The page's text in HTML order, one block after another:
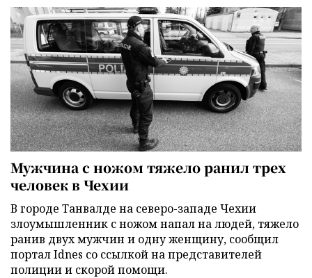
Мужчина с ножом тяжело ранил трех
человек в Чехии
В городе Танвалде на северо-западе Чехии
злоумышленник с ножом напал на людей, тяжело
ранив двух мужчин и одну женщину, сообщил
портал Idnes со ссылкой на представителей
полиции и скорой помощи.